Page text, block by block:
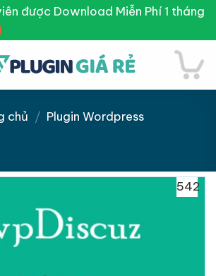
được Download Miễn Phí 1 tháng
chủ / Plugin Wordpress
542